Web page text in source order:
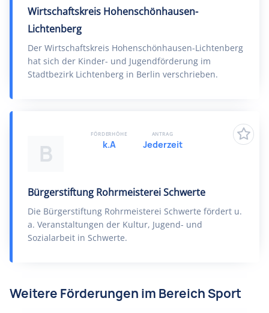
Wirtschaftskreis Hohenschönhausen-
Lichtenberg
Der Wirtschaftskreis Hohenschönhausen-Lichtenberg
hat sich der Kinder- und Jugendförderung im
Stadtbezirk Lichtenberg in Berlin verschrieben.
B
Bürgerstiftung Rohrmeisterei Schwerte
Die Bürgerstiftung Rohrmeisterei Schwerte fördert u.
a. Veranstaltungen der Kultur, Jugend- und
Sozialarbeit in Schwerte.
FÖRDERHÖHE
k.A
ANTRAG
Jederzeit
Weitere Förderungen im Bereich Sport